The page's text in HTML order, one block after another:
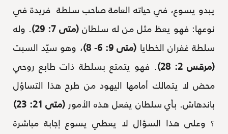
يبدو يسوع، في حياته العامة صاحب سلطة فريدة في
نوعها: فهو يعظ مثل من له سلطان(متى 7: 29)
. وله
سلطة غفران الخطايا (متى 9: 6- 8)
، وهو سيّد السبت
(مرقس 2: 28)
. فهو يتمتع بسلطة ذات طابع روحي
محض لا يتمالك أمامها اليهود من طرح هذا التساؤل
باندهاش. بأي سلطان يفعل هذه الأمور(متى 21: 23)
؟ وعلى هذا السؤال لا يعطي يسوع إجابة مباشرة